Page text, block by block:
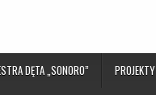
DĘTA „SONORO” PROJEKTY